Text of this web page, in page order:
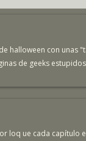
halloween con unas
de geeks
loq ue cada capítulo